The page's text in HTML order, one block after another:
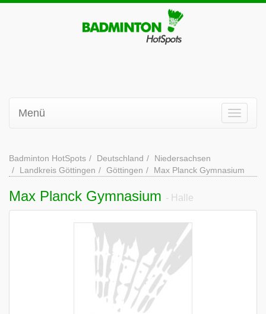
Menü
Badminton HotSpots Deutschland
Niedersachsen
Landkreis Göttingen
Göttingen Max Planck Gymnasium
Max Planck Gymnasium - Halle